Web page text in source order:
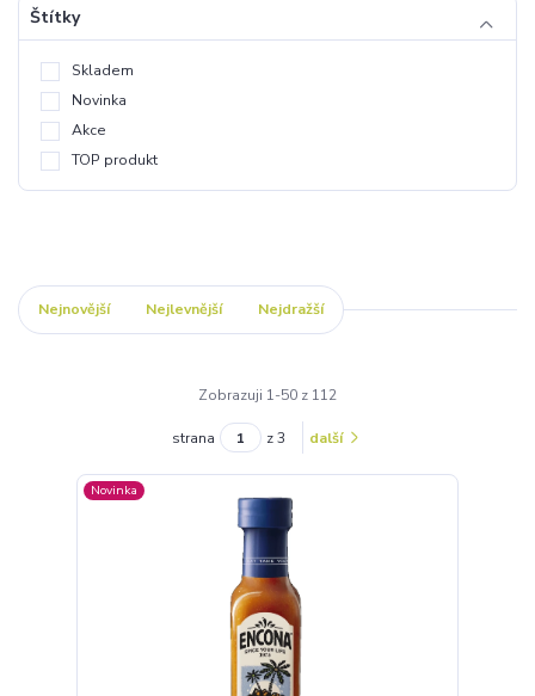
Štítky
Skladem
Novinka
Akce
TOP produkt
Nejnovější Nejlevnější Nejdražší
Zobrazuji 1-50 z 112
strana z 3 další
Novinka